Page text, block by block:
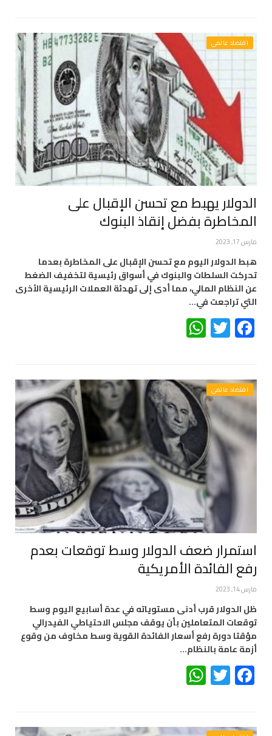
اقتصاد عالمي
الدولار يهبط مع تحسن الإقبال على
المخاطرة بفضل إنقاذ البنوك
مارس 17, 2023
هبط الدولار اليوم مع تحسن الإقبال على المخاطرة بعدما
تحركت السلطات والبنوك في أسواق رئيسية لتخفيف الضغط
عن النظام المالي، مما أدى إلى تهدئة العملات الرئيسية الأخرى
التي تراجعت في…
Facebook
Twitter
اقتصاد عالمي
استمرار ضعف الدولار وسط توقعات بعدم
رفع الفائدة الأمريكية
مارس 14, 2023
ظل الدولار قرب أدنى مستوياته في عدة أسابيع اليوم وسط
توقعات المتعاملين بأن يوقف مجلس الاحتياطي الفيدرالي
مؤقتا دورة رفع أسعار الفائدة القوية وسط مخاوف من وقوع
أزمة عامة بالنظام…
Facebook
Twitter